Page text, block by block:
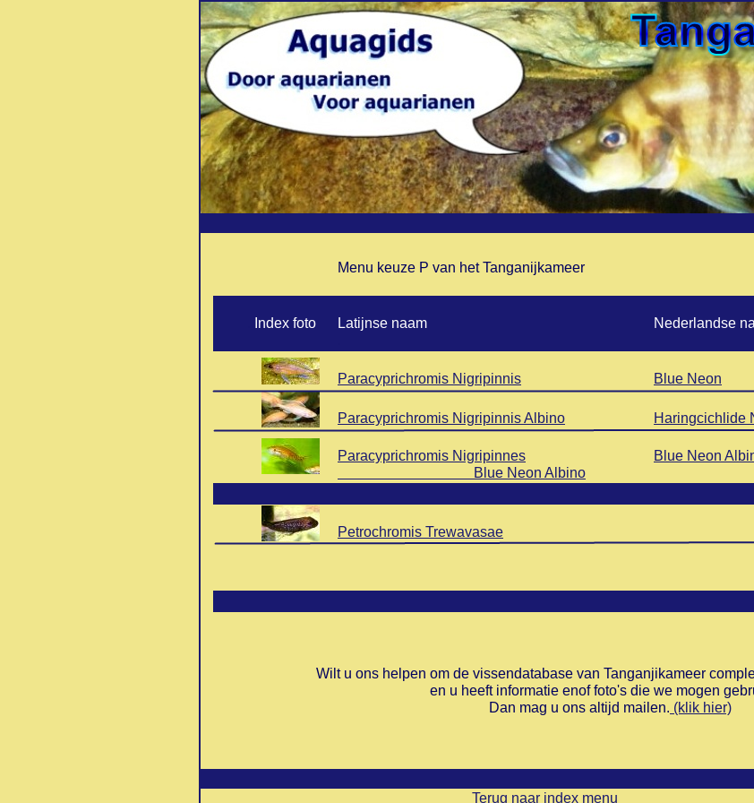
Terug naar index menu
Menu keuze P van het Tanganijkameer
Index foto
Latijnse naam
Nederlandse
Paracyprichromis Nigripinnis Blue Neon
Paracyprichromis Nigripinnis Albino Haringcichlide
Paracyprichromis Nigripinnes
Blue Neon Albino
Blue Neon
Petrochromis Trewavasae
Wilt u ons helpen om de vissendatabase van Tanganjikameer
en u heeft informatie enof foto's die we mogen
Dan mag u ons altijd mailen. (klik hier)